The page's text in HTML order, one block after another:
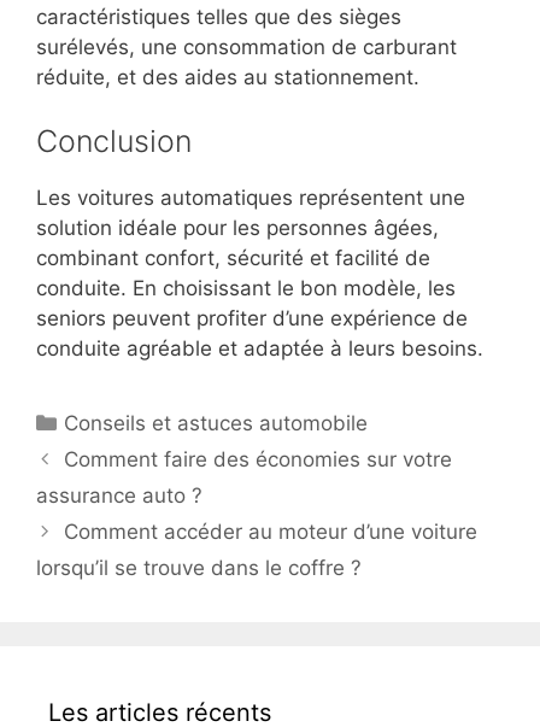
caractéristiques telles que des sièges
surélevés, une consommation de carburant
réduite, et des aides au stationnement.
Conclusion
Les voitures automatiques représentent une
solution idéale pour les personnes âgées,
combinant confort, sécurité et facilité de
conduite. En choisissant le bon modèle, les
seniors peuvent profiter d’une expérience de
conduite agréable et adaptée à leurs besoins.
Catégories
Conseils et astuces automobile
Comment faire des économies sur votre
assurance auto ?
Comment accéder au moteur d’une voiture
lorsqu’il se trouve dans le coffre ?
Les articles récents